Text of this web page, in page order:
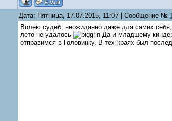
Дата: Пятница, 17.07.2015, 11:07 | Сообщение №
Волею судеб, неожиданно даже для самих
лето не удалось
Да и младшему
отправимся в Головинку. В тех краях был